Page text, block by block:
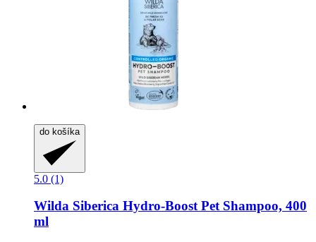
do košíka
5.0 (1)
Wilda Siberica Hydro-​Boost Pet Shampoo, 400
ml